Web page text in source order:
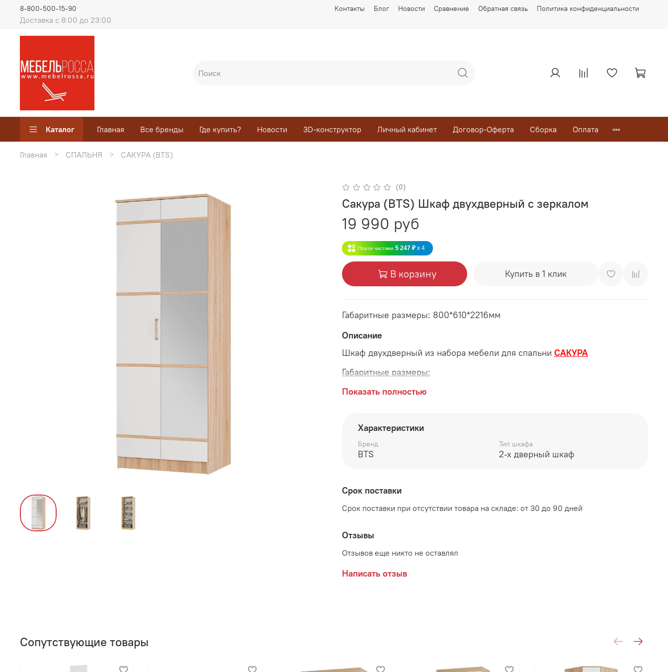
Контакты Блог Новости Сравнение Обратная связь Политика конфиденциальности
Доставка с 8:00 до 23:00
8-800-500-15-90
Каталог Главная Все бренды Где купить? Новости 3D-конструктор Личный кабинет Договор-Оферта Сборка Оплата
Главная СПАЛЬНЯ САКУРА (BTS)
(0)
Сакура (BTS) Шкаф двухдверный с зеркалом
19 990 руб
Плати частями 5 247 ₽ x 4
В корзину Купить в 1 клик
Габаритные размеры: 800*610*2216мм
Описание
Шкаф двухдверный из набора мебели для спальни САКУРА
Габаритные размеры:
длина 800 мм
высота 2216 мм
Цвет:Сонома/Белый
Производитель:
Мебельная фабрика BTS
Показать полностью
Характеристики
Бренд
BTS
Тип шкафа
2-х дверный шкаф
Срок поставки
Срок поставки при отсутствии товара на складе: от 30 до 90 дней
Отзывы
Отзывов еще никто не оставлял
Написать отзыв
Сопутствующие товары